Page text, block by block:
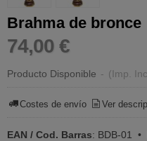
Brahma de bronce
74,00 €
Producto Disponible - (Imp.
Costes de envío Ver
EAN / Cod. Barras: BDB-01 •